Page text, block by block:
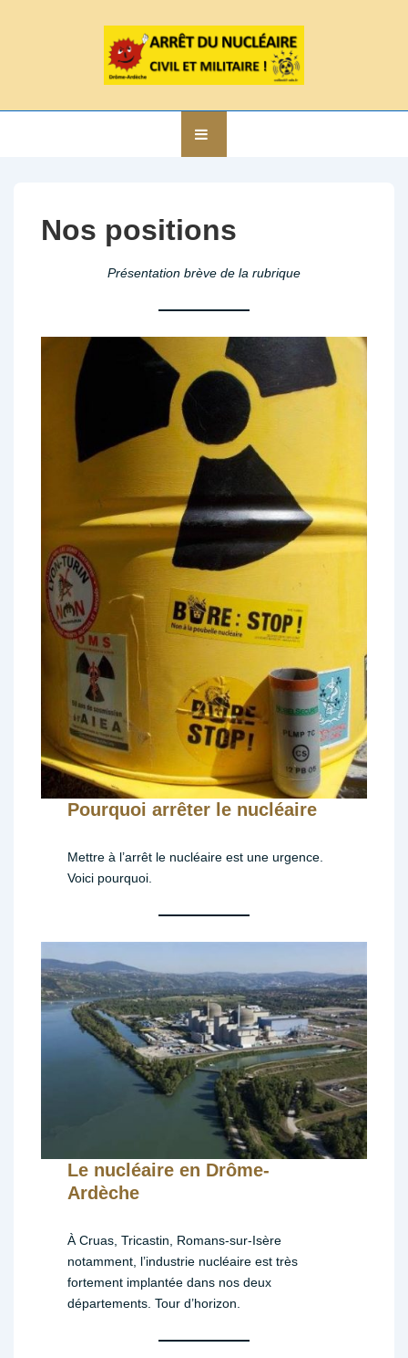
Navigation
Nos positions
Présentation brève de la rubrique
Pourquoi arrêter le nucléaire
Mettre à l’arrêt le nucléaire est une urgence.
Voici pourquoi.
Le nucléaire en Drôme-
Ardèche
À Cruas, Tricastin, Romans-sur-Isère
notamment, l’industrie nucléaire est très
fortement implantée dans nos deux
départements. Tour d’horizon.